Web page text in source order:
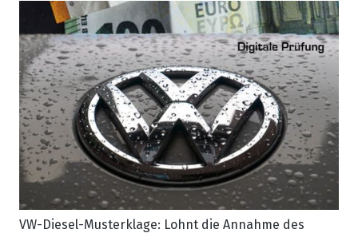
VW-Diesel-Musterklage: Lohnt die Annahme des